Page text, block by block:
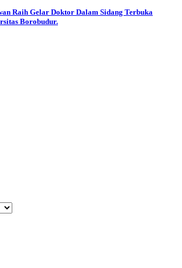
Raih Gelar Doktor Dalam Sidang Terbuka
Borobudur.